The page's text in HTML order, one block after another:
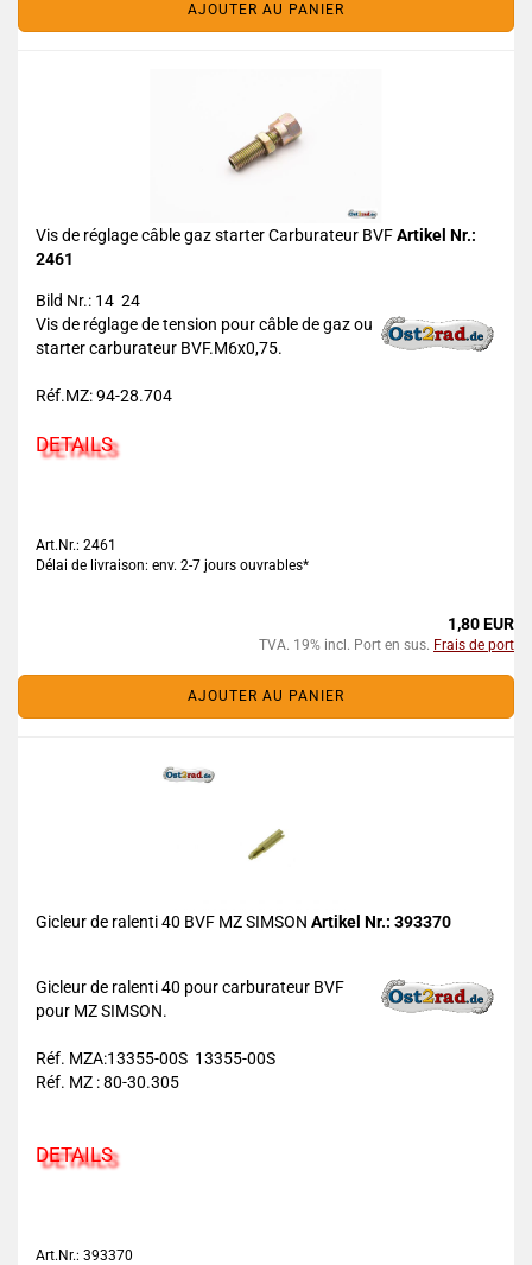
AJOUTER AU PANIER
Vis de réglage câble gaz starter Carburateur BVFArtikel Nr.:
2461
Bild Nr.: 14 24
Vis de réglage de tension pour câble de gaz ou
starter carburateur BVF.M6x0,75.
Réf.MZ: 94-28.704
DETAILS
Art.Nr.: 2461
Délai de livraison: env. 2-7 jours ouvrables*
1,80 EUR
TVA. 19% incl. Port en sus. Frais de port
AJOUTER AU PANIER
Gicleur de ralenti 40 BVF MZ SIMSON Artikel Nr.: 393370
Gicleur de ralenti 40 pour carburateur BVF
pour MZ SIMSON.
Réf. MZA:13355-00S 13355-00S
Réf. MZ : 80-30.305
DETAILS
Art.Nr.: 393370